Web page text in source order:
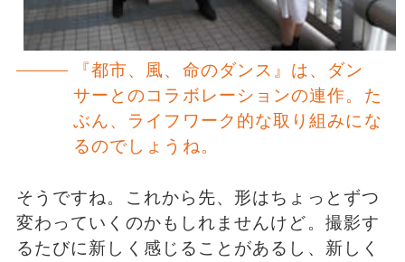
『都市、風、命のダンス』は、ダン
サーとのコラボレーションの連作。た
ぶん、ライフワーク的な取り組みにな
るのでしょうね。
そうですね。これから先、形はちょっとずつ
変わっていくのかもしれませんけど。撮影す
るたびに新しく感じることがあるし、新しく